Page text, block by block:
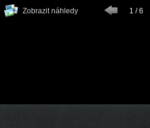
Zobrazit náhledy 1 / 6